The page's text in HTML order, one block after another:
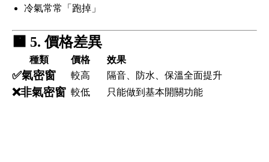
冷氣常常「跑掉」
🟧 5. 價格差異
種類 價格效果
✅氣密窗 較高 隔音、防水、保溫全面提升
❌非氣密窗 較低 只能做到基本開關功能